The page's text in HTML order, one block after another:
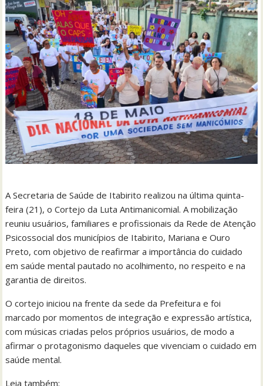
A Secretaria de Saúde de Itabirito realizou na última quinta-
feira (21), o Cortejo da Luta Antimanicomial. A mobilização
reuniu usuários, familiares e profissionais da Rede de Atenção
Psicossocial dos municípios de Itabirito, Mariana e Ouro
Preto, com objetivo de reafirmar a importância do cuidado
em saúde mental pautado no acolhimento, no respeito e na
garantia de direitos.
O cortejo iniciou na frente da sede da Prefeitura e foi
marcado por momentos de integração e expressão artística,
com músicas criadas pelos próprios usuários, de modo a
afirmar o protagonismo daqueles que vivenciam o cuidado em
saúde mental.
Leia também: